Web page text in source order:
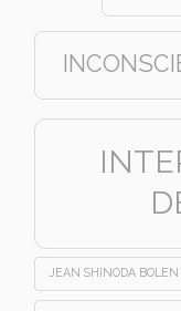
JEAN SHINODA BOLEN